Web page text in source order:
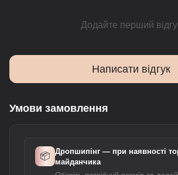
Додайте перший
Написати відгук
Умови замовлення
📦 Дропшипінг — при наявності
майданчика